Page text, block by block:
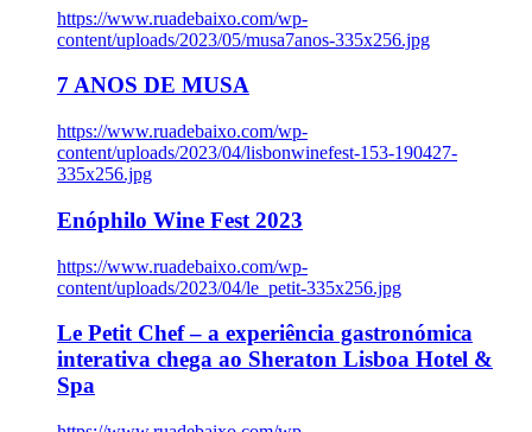
https://www.ruadebaixo.com/wp-
content/uploads/2023/05/musa7anos-335x256.jpg
7 ANOS DE MUSA
https://www.ruadebaixo.com/wp-
content/uploads/2023/04/lisbonwinefest-153-190427-
335x256.jpg
Enóphilo Wine Fest 2023
https://www.ruadebaixo.com/wp-
content/uploads/2023/04/le_petit-335x256.jpg
Le Petit Chef – a experiência gastronómica
interativa chega ao Sheraton Lisboa Hotel &
Spa